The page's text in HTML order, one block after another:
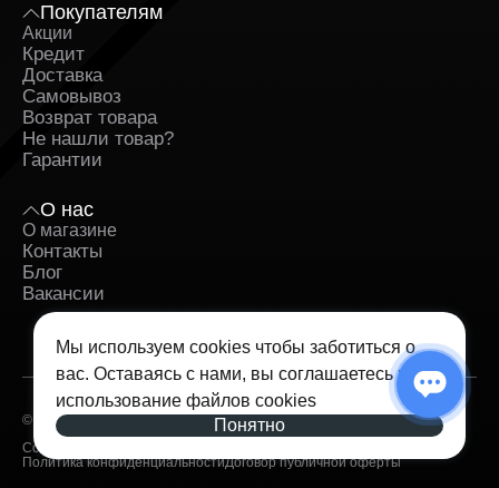
Мы используем cookies чтобы заботиться о
вас. Оставаясь с нами, вы соглашаетесь на
использование файлов cookies
Понятно
Покупателям
Акции
Кредит
Доставка
Самовывоз
Возврат товара
Не нашли товар?
Гарантии
О нас
О магазине
Контакты
Блог
Вакансии
© 2026 — iSpace. Все права защищены.
Согласие на обработку персональных данных
Политика конфиденциальностиДоговор публичной оферты